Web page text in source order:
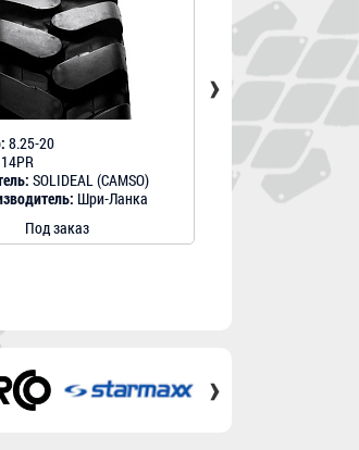
8.25-20
14PR
SOLIDEAL (CAMSO)
Шри-Ланка
Под заказ
Типоразмер:
8.25-20
Слойность:
14PR
Производитель:
MITAS
Страна производитель:
›
›